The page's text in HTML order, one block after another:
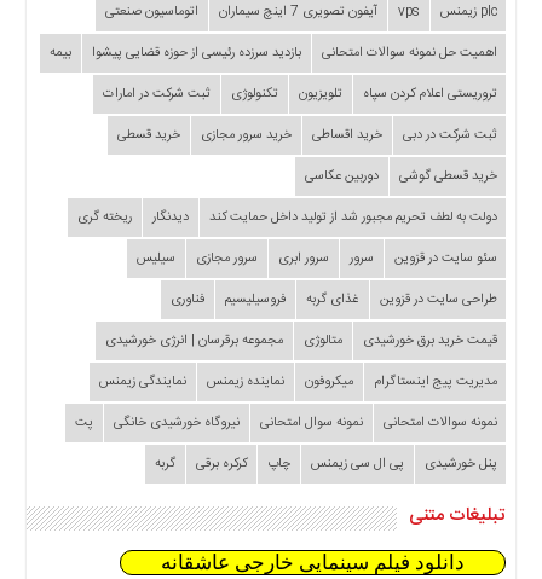
plc زیمنس vps آیفون تصویری 7 اینچ سیماران
اتوماسیون صنعتی
اهمیت حل نمونه سوالات امتحانی
بازدید سرزده‌ رئیسی از حوزه قضایی ‌پیشوا
بیمه
تروریستی اعلام کردن سپاه
تلویزیون تکنولوژی
ثبت شرکت در امارات
ثبت شرکت در دبی
خرید اقساطی خرید سرور مجازی
خرید قسطی
خرید قسطی گوشی
دوربین عکاسی
دولت به لطف تحریم مجبور شد از تولید داخل حمایت کند
دیدنگار
ریخته گری
سئو سایت در قزوین
سرور سرور ابری سرور مجازی
سیلیس
طراحی سایت در قزوین
غذای گربه فروسیلیسیم
فناوری
قیمت خرید برق خورشیدی
متالوژی
مجموعه برقرسان | انرژی خورشیدی
مدیریت پیج اینستاگرام
میکروفون نماینده زیمنس
نمایندگی زیمنس
نمونه سوالات امتحانی
نمونه سوال امتحانی نیروگاه خورشیدی خانگی
پت
پنل خورشیدی
پی ال سی زیمنس چاپ کرکره برقی گربه
تبلیغات متنی
دانلود فیلم سینمایی خارجی عاشقانه